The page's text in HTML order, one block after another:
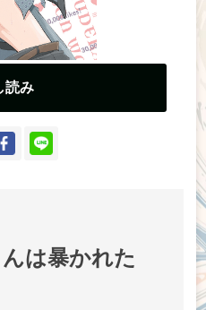
ント品
読み
は暴かれた